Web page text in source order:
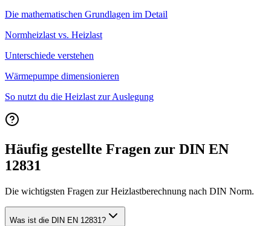
Die mathematischen Grundlagen im Detail
Normheizlast vs. Heizlast
Unterschiede verstehen
Wärmepumpe dimensionieren
So nutzt du die Heizlast zur Auslegung
Häufig gestellte Fragen zur DIN EN
12831
Die wichtigsten Fragen zur Heizlastberechnung nach DIN Norm.
Was ist die DIN EN 12831?